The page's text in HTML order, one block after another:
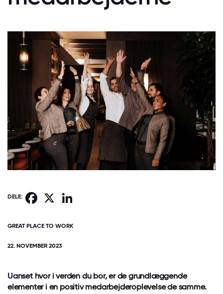
DELE: Facebook
GREAT PLACE TO WORK
22. NOVEMBER 2023
Uanset hvor i verden du bor, er de grundlæggende
elementer i en positiv medarbejderoplevelse de samme.